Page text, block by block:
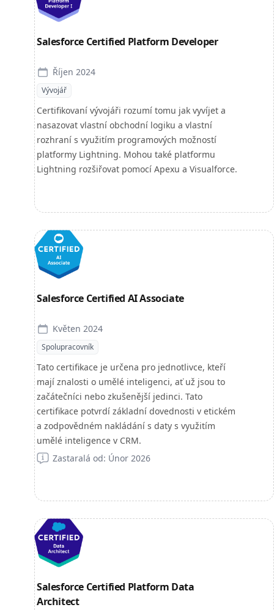
Salesforce Certified Platform Developer
Říjen 2024
Vývojář
Certifikovaní vývojáři rozumí tomu jak vyvíjet a
nasazovat vlastní obchodní logiku a vlastní
rozhraní s využitím programových možností
platformy Lightning. Mohou také platformu
Lightning rozšiřovat pomocí Apexu a Visualforce.
Salesforce Certified AI Associate
Květen 2024
Spolupracovník
Tato certifikace je určena pro jednotlivce, kteří
mají znalosti o umělé inteligenci, ať už jsou to
začátečníci nebo zkušenější jedinci. Tato
certifikace potvrdí základní dovednosti v etickém
a zodpovědném nakládání s daty s využitím
umělé inteligence v CRM.
Zastaralá od: Únor 2026
Salesforce Certified Platform Data
Architect